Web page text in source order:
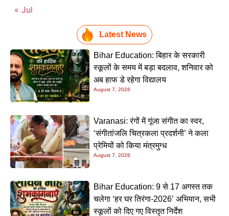
« Jul
Latest News
Bihar Education: बिहार के सरकारी
स्कूलों के समय में बड़ा बदलाव, शनिवार को
अब हाफ डे रहेगा विद्यालय
August 7, 2026
Varanasi: रंगों में गूंजा संगीत का स्वर,
‘संगीतांजलि चित्रकला प्रदर्शनी’ ने कला
प्रेमियों को किया मंत्रमुग्ध
August 7, 2026
Bihar Education: 9 से 17 अगस्त तक
चलेगा ‘हर घर तिरंगा-2026’ अभियान, सभी
स्कूलों को दिए गए विस्तृत निर्देश